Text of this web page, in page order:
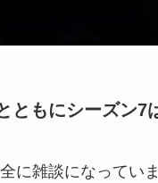
ともにシーズン7
雑談になってい